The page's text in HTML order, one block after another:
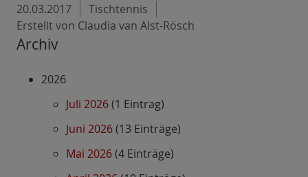
20.03.2017
Tischtennis
Erstellt von Claudia van Alst-Rösch
Archiv
2026
Juli 2026(1 Eintrag)
Juni 2026(13 Einträge)
Mai 2026(4 Einträge)